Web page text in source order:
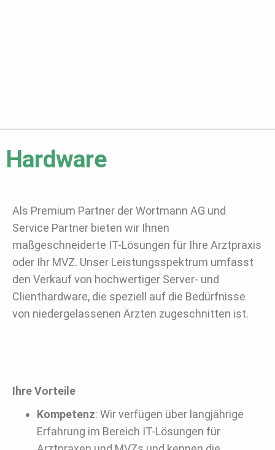
Hardware
Als Premium Partner der Wortmann AG und
Service Partner bieten wir Ihnen
maßgeschneiderte IT-Lösungen für Ihre Arztpraxis
oder Ihr MVZ. Unser Leistungsspektrum umfasst
den Verkauf von hochwertiger Server- und
Clienthardware, die speziell auf die Bedürfnisse
von niedergelassenen Ärzten zugeschnitten ist.
Ihre Vorteile
Kompetenz: Wir verfügen über langjährige
Erfahrung im Bereich IT-Lösungen für